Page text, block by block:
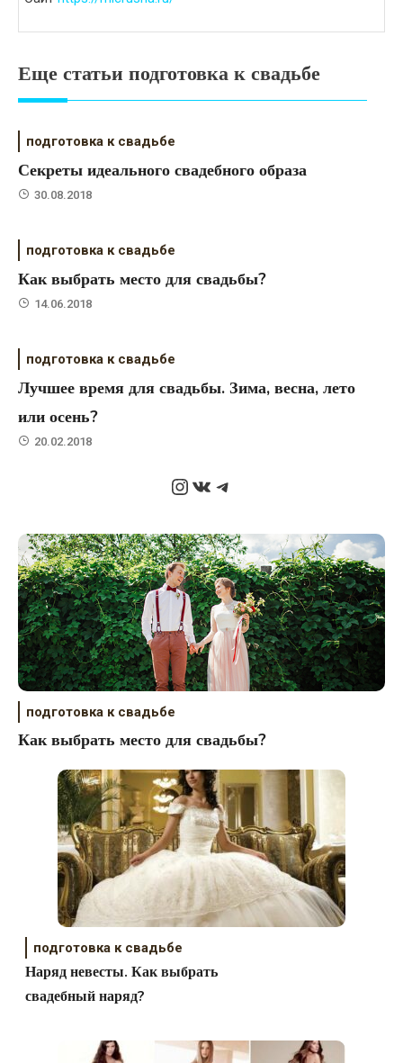
Еще статьи подготовка к свадьбе
подготовка к свадьбе
Секреты идеального свадебного образа
30.08.2018
подготовка к свадьбе
Как выбрать место для свадьбы?
14.06.2018
подготовка к свадьбе
Лучшее время для свадьбы. Зима, весна, лето
или осень?
20.02.2018
Instagram
ВКонтакте
Telegram
подготовка к свадьбе
Как выбрать место для свадьбы?
подготовка к свадьбе
Наряд невесты. Как выбрать
свадебный наряд?